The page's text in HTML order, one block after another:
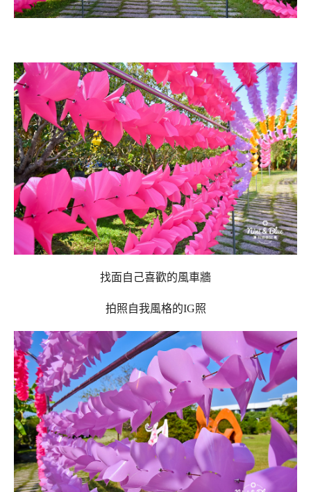
找面自己喜歡的風車牆
拍照自我風格的IG照